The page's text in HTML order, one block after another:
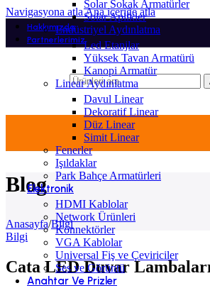
Navigasyona atlaAna içeriğe atla
Hakkımızda
Partnerlerimiz
Solar Sokak Armatürler
Solar Aplikler
Endüstriyel Aydınlatma
Led Etanjlar
Yüksek Tavan Armatürü
Kanopi Armatür
Linear Aydınlatma
Davul Linear
Dekoratif Linear
Düz Linear
Simit Linear
Fenerler
Işıldaklar
Park Bahçe Armatürleri
Elektronik
HDMI Kablolar
Network Ürünleri
Konnektörler
VGA Kablolar
Universal Fiş ve Çeviriciler
Ses ve Görüntü
Anahtar Ve Prizler
Blog
Anasayfa/Bilgi
Bilgi
Cata LED Duvar